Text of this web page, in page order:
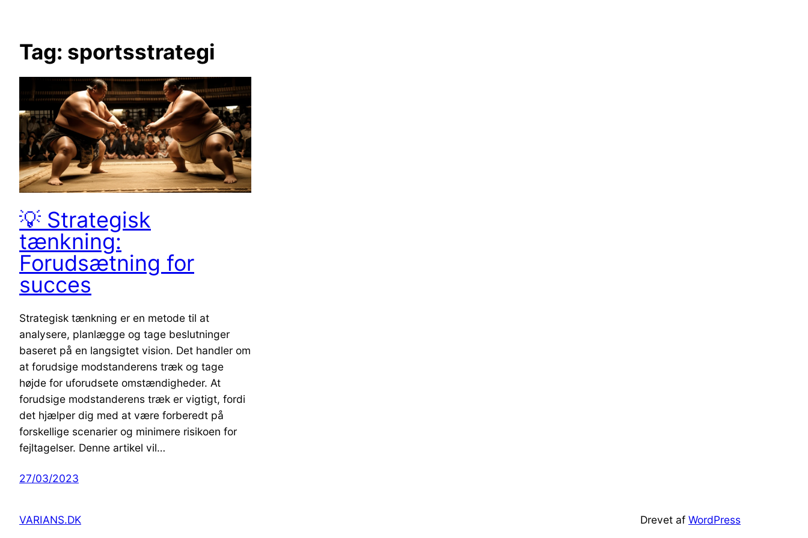
Tag: sportsstrategi
💡 Strategisk
tænkning:
Forudsætning for
succes
Strategisk tænkning er en metode til at
analysere, planlægge og tage beslutninger
baseret på en langsigtet vision. Det handler om
at forudsige modstanderens træk og tage
højde for uforudsete omstændigheder. At
forudsige modstanderens træk er vigtigt, fordi
det hjælper dig med at være forberedt på
forskellige scenarier og minimere risikoen for
fejltagelser. Denne artikel vil…
27/03/2023
VARIANS.DK Drevet af WordPress